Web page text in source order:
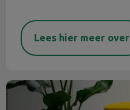
Lees hier meer over
Voedingsadvies op maat